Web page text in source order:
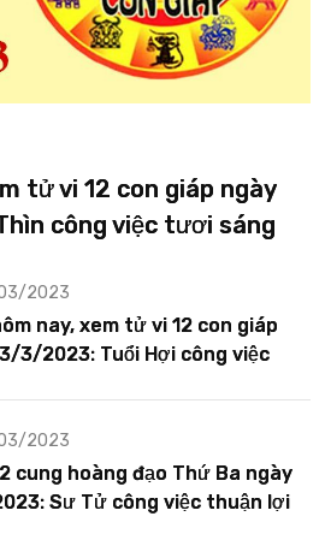
tử vi 12 con giáp ngày
công việc tươi sáng
2023
nay, xem tử vi 12 con giáp
3/2023: Tuổi Hợi công việc
2023
cung hoàng đạo Thứ Ba ngày
Sư Tử công việc thuận lợi